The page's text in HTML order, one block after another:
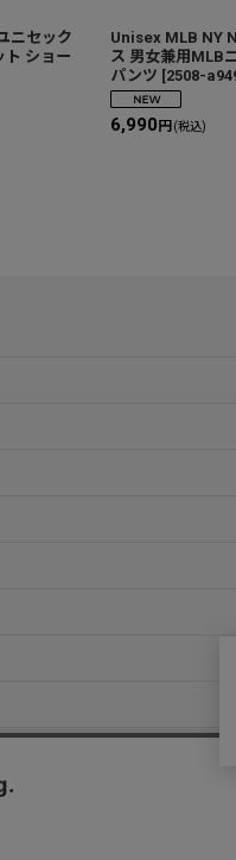
ニセック
ト ショー
Unisex MLB NY
ス 男女兼用MLB
パンツ [2508-
6,990 円 (税込)